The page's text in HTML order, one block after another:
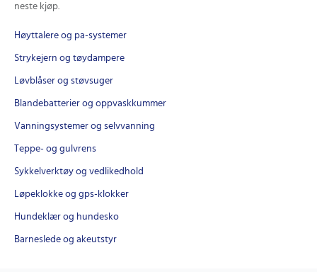
neste kjøp.
Høyttalere og pa-systemer
Strykejern og tøydampere
Løvblåser og støvsuger
Blandebatterier og oppvaskkummer
Vanningsystemer og selvvanning
Teppe- og gulvrens
Sykkelverktøy og vedlikedhold
Løpeklokke og gps-klokker
Hundeklær og hundesko
Barneslede og akeutstyr